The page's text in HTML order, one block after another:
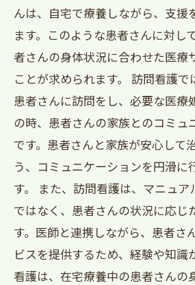
んは、自宅で療養しながら、支援
ます。このような患者さんに対し
者さんの身体状況に合わせた医療
ことが求められます。 訪問看護
患者さんに訪問をし、必要な医療
の時、患者さんの家族とのコミュ
です。患者さんと家族が安心して
う、コミュニケーションを円滑に
す。 また、訪問看護は、マニュア
ではなく、患者さんの状況に応じ
す。医師と連携しながら、患者さ
ビスを提供するため、経験や知識
看護は、在宅療養中の患者さんの